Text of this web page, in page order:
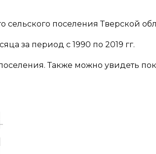
поселения Тверской
за период с 1990 по 2019 гг.
Также можно увидеть